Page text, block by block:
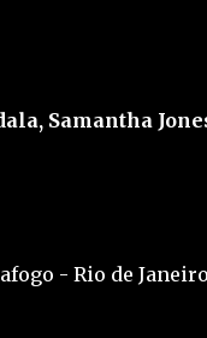
Samantha
- Rio de